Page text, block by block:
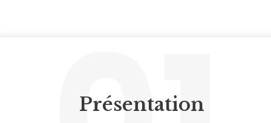
Présentation